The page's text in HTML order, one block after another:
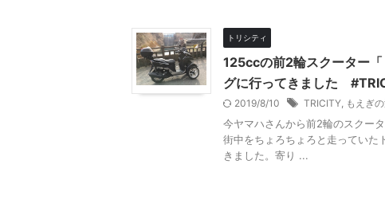
トリシティ
125ccの前2輪スクーター
グに行ってきました
2019/8/10 TRICITY, もえぎ
今ヤマハさんから前2輪のスクー
街中をちょろちょろと走っていた
きました。寄り ...